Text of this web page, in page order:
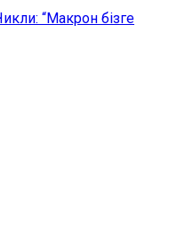
“Макрон бізге